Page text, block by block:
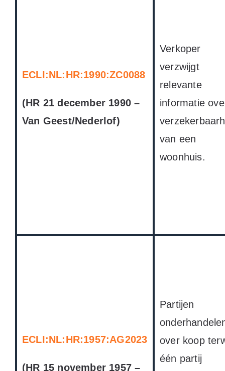
ECLI:NL:HR:1990:ZC0088
(HR 21 december 1990 –
Van Geest/Nederlof)
Verkoper
verzwijgt
relevante
informatie
van een
woonhuis.
ECLI:NL:HR:1957:AG2023
(HR 15 november 1957 –
Partijen
over koop
één partij